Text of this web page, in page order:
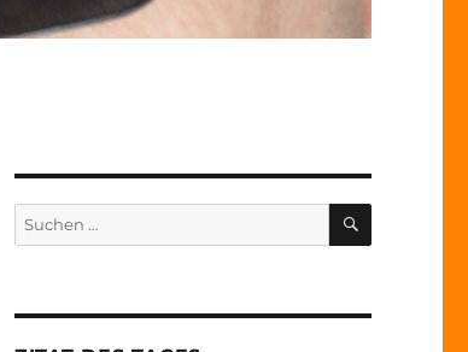
Suche
nach:
SUCHEN